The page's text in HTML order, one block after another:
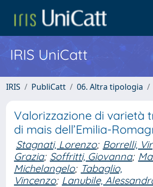
IRIS UniCatt
IRIS PubliCatt 06. Altra tipologia
Valorizzazione di varietà
di mais dell’Emilia-
Stagnati, Lorenzo; Borrelli,
Grazia; Soffritti, Giovanna;
Michelangelo; Tabaglio,
Vincenzo; Lanubile,